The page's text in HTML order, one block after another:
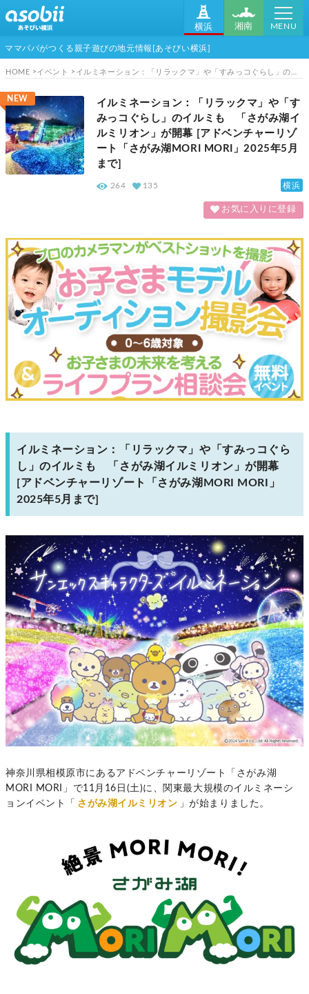
横浜 湘南 MENU
ママパパがつくる親子遊びの地元情報[あそびい横浜]
HOME イベント イルミネーション：「リラックマ」や「すみっコぐらし」のイルミも 「さがみ湖イルミリオン」が開幕 [アドベンチャーリゾート「さがみ湖MORI MORI」2025年5月まで]
NEW
イルミネーション：「リラックマ」や「す
みっコぐらし」のイルミも 「さがみ湖イ
ルミリオン」が開幕 [アドベンチャーリゾ
ート「さがみ湖MORI MORI」2025年5月
まで]
横浜
264 135
お気に入りに登録
イルミネーション：「リラックマ」や「すみっコぐら
し」のイルミも 「さがみ湖イルミリオン」が開幕
[アドベンチャーリゾート「さがみ湖MORI MORI」
2025年5月まで]
神奈川県相模原市にあるアドベンチャーリゾート「さがみ湖
MORI MORI」で11月16日(土)に、関東最大規模のイルミネーシ
ョンイベント「
さがみ湖イルミリオン 」が始まりました。